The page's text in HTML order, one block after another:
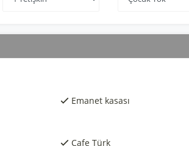
Emanet kasası
Cafe Türk